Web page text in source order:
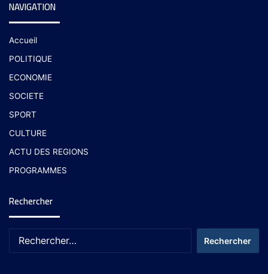
NAVIGATION
Accueil
POLITIQUE
ECONOMIE
SOCIETE
SPORT
CULTURE
ACTU DES REGIONS
PROGRAMMES
Rechercher